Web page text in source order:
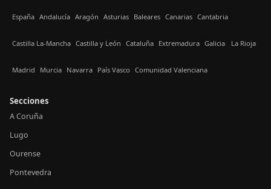
España Andalucía Aragón Asturias Baleares Canarias Cantabria
Castilla La-Mancha Castilla y León Cataluña Extremadura Galicia La Rioja
Madrid Murcia Navarra País Vasco Comunidad Valenciana
Secciones
A Coruña
Lugo
Ourense
Pontevedra